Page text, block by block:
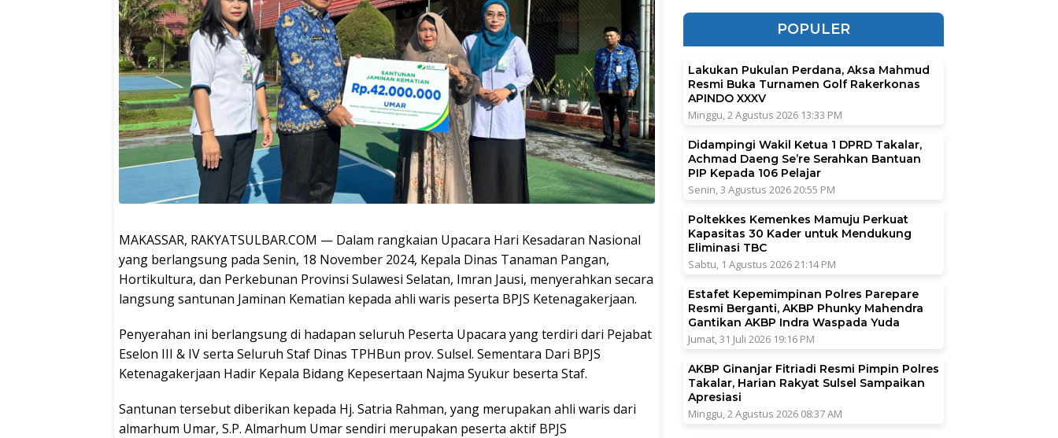
MAKASSAR, RAKYATSULBAR.COM — Dalam rangkaian Upacara Hari Kesadaran Nasional
yang berlangsung pada Senin, 18 November 2024, Kepala Dinas Tanaman Pangan,
Hortikultura, dan Perkebunan Provinsi Sulawesi Selatan, Imran Jausi, menyerahkan secara
langsung santunan Jaminan Kematian kepada ahli waris peserta BPJS Ketenagakerjaan.
Penyerahan ini berlangsung di hadapan seluruh Peserta Upacara yang terdiri dari Pejabat
Eselon III & IV serta Seluruh Staf Dinas TPHBun prov. Sulsel. Sementara Dari BPJS
Ketenagakerjaan Hadir Kepala Bidang Kepesertaan Najma Syukur beserta Staf.
Santunan tersebut diberikan kepada Hj. Satria Rahman, yang merupakan ahli waris dari
almarhum Umar, S.P. Almarhum Umar sendiri merupakan peserta aktif BPJS
POPULER
Lakukan Pukulan Perdana, Aksa Mahmud
Resmi Buka Turnamen Golf Rakerkonas
APINDO XXXV
Minggu, 2 Agustus 2026 13:33 PM
Didampingi Wakil Ketua 1 DPRD Takalar,
Achmad Daeng Se’re Serahkan Bantuan
PIP Kepada 106 Pelajar
Senin, 3 Agustus 2026 20:55 PM
Poltekkes Kemenkes Mamuju Perkuat
Kapasitas 30 Kader untuk Mendukung
Eliminasi TBC
Sabtu, 1 Agustus 2026 21:14 PM
Estafet Kepemimpinan Polres Parepare
Resmi Berganti, AKBP Phunky Mahendra
Gantikan AKBP Indra Waspada Yuda
Jumat, 31 Juli 2026 19:16 PM
AKBP Ginanjar Fitriadi Resmi Pimpin Polres
Takalar, Harian Rakyat Sulsel Sampaikan
Apresiasi
Minggu, 2 Agustus 2026 08:37 AM